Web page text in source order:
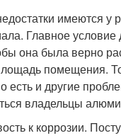
имеются у
Главное условие
она была верно
помещения.
есть и другие
владельцы
к коррозии.